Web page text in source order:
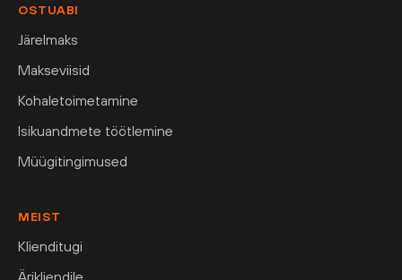
OSTUABI
Järelmaks
Makseviisid
Kohaletoimetamine
Isikuandmete töötlemine
Müügitingimused
MEIST
Klienditugi
Ärikliendile